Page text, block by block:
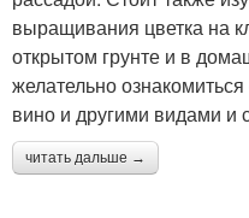
выращивания цветка на
открытом грунте и в
желательно
вино и другими видами и
читать дальше →